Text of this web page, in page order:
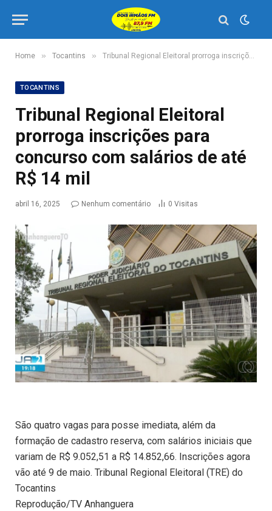
Home » Tocantins » Tribunal Regional Eleitoral prorroga inscrições para concurso com salários de até R$ 14 mil
TOCANTINS
Tribunal Regional Eleitoral
prorroga inscrições para
concurso com salários de até
R$ 14 mil
abril 16, 2025 Nenhum comentário 0 Visitas
São quatro vagas para posse imediata, além da
formação de cadastro reserva, com salários iniciais que
variam de R$ 9.052,51 a R$ 14.852,66. Inscrições agora
vão até 9 de maio. Tribunal Regional Eleitoral (TRE) do
Tocantins
Reprodução/TV Anhanguera